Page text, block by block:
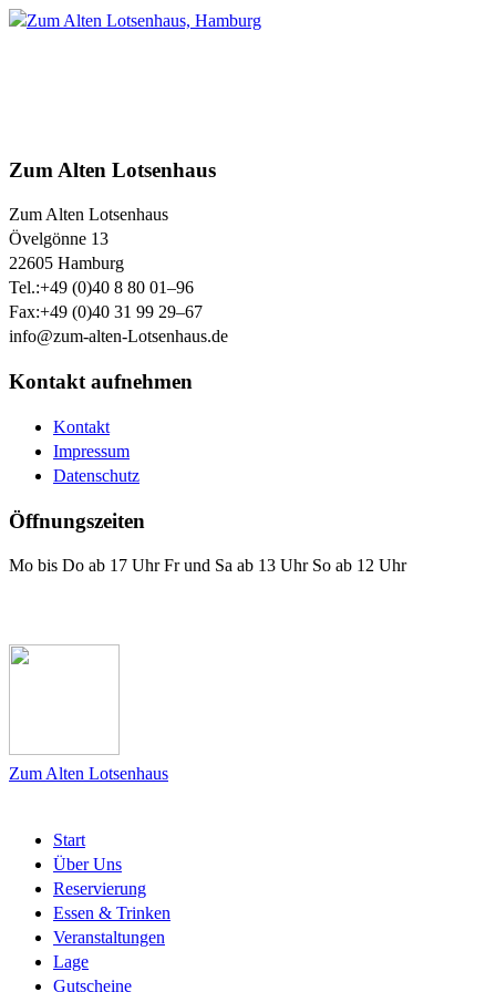
Zum Alten Lotsenhaus
Zum Alten Lotsenhaus
Övelgönne 13
22605 Hamburg
Tel.:+49 (0)40 8 80 01–96
Fax:+49 (0)40 31 99 29–67
info@zum-alten-Lotsenhaus.de
Kontakt aufnehmen
Kontakt
Impressum
Datenschutz
Öffnungszeiten
Mo bis Do ab 17 Uhr Fr und Sa ab 13 Uhr So ab 12 Uhr
Zum Alten Lotsenhaus
Start
Über Uns
Reservierung
Essen & Trinken
Veranstaltungen
Lage
Gutscheine